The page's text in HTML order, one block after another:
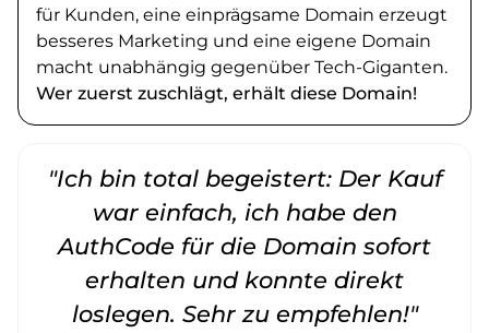
für Kunden, eine einprägsame Domain erzeugt
besseres Marketing und eine eigene Domain
macht unabhängig gegenüber Tech-Giganten.
Wer zuerst zuschlägt, erhält diese Domain!
"Ich bin total begeistert: Der Kauf
war einfach, ich habe den
AuthCode für die Domain sofort
erhalten und konnte direkt
loslegen. Sehr zu empfehlen!"